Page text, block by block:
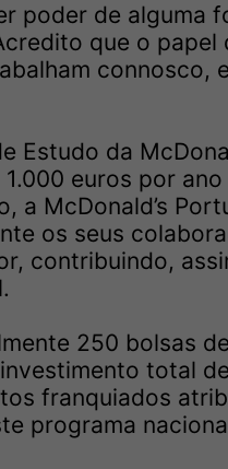
poder de alguma
que o papel
connosco,
Estudo da
euros por
a McDonald’s
os seus
contribuindo,
250 bolsas
total
franquiados
programa